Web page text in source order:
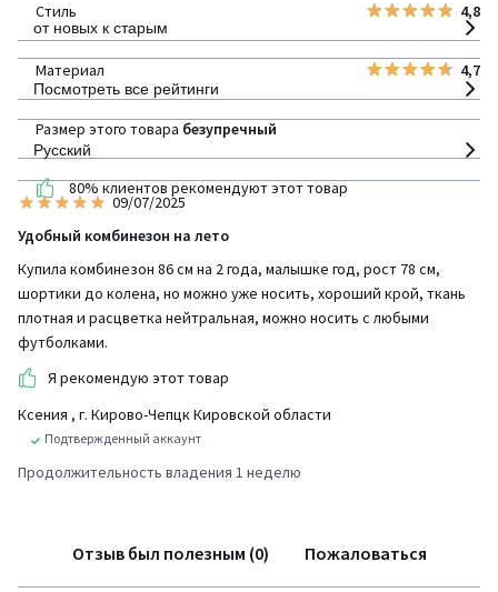
Стиль 4,8
Материал 4,7
Размер этого товара безупречный
80% клиентов рекомендуют этот товар
от новых к старым
Посмотреть все рейтинги
Русский
09/07/2025
Удобный комбинезон на лето
Купила комбинезон 86 см на 2 года, малышке год, рост 78 см,
шортики до колена, но можно уже носить, хороший крой, ткань
плотная и расцветка нейтральная, можно носить с любыми
футболками.
Я рекомендую этот товар
Ксения , г. Кирово-Чепцк Кировской области
Подтвержденный аккаунт
Продолжительность владения 1 неделю
Отзыв был полезным (0) Пожаловаться